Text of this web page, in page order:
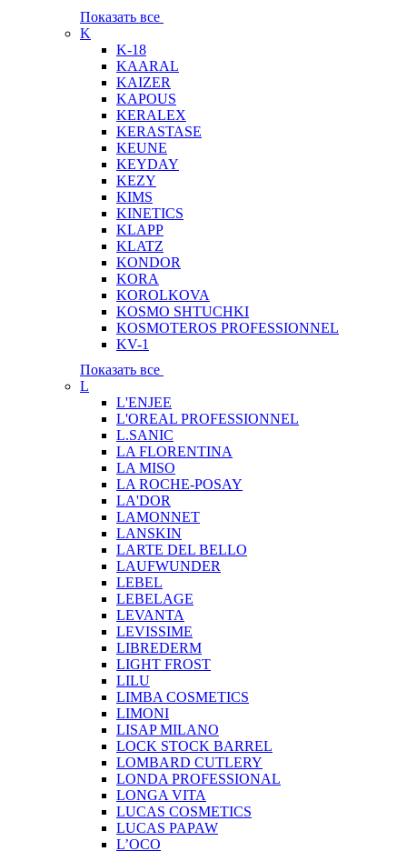
Показать все
K
K-18
KAARAL
KAIZER
KAPOUS
KERALEX
KERASTASE
KEUNE
KEYDAY
KEZY
KIMS
KINETICS
KLAPP
KLATZ
KONDOR
KORA
KOROLKOVA
KOSMO SHTUCHKI
KOSMOTEROS PROFESSIONNEL
KV-1
Показать все
L
L'ENJEE
L'OREAL PROFESSIONNEL
L.SANIC
LA FLORENTINA
LA MISO
LA ROCHE-POSAY
LA'DOR
LAMONNET
LANSKIN
LARTE DEL BELLO
LAUFWUNDER
LEBEL
LEBELAGE
LEVANTA
LEVISSIME
LIBREDERM
LIGHT FROST
LILU
LIMBA COSMETICS
LIMONI
LISAP MILANO
LOCK STOCK BARREL
LOMBARD CUTLERY
LONDA PROFESSIONAL
LONGA VITA
LUCAS COSMETICS
LUCAS PAPAW
L’OCO